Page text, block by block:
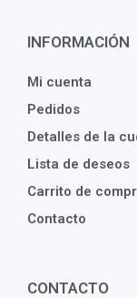
INFORMACIÓN
Mi cuenta
Pedidos
Detalles de la
Lista de deseos
Carrito de
Contacto
CONTACTO